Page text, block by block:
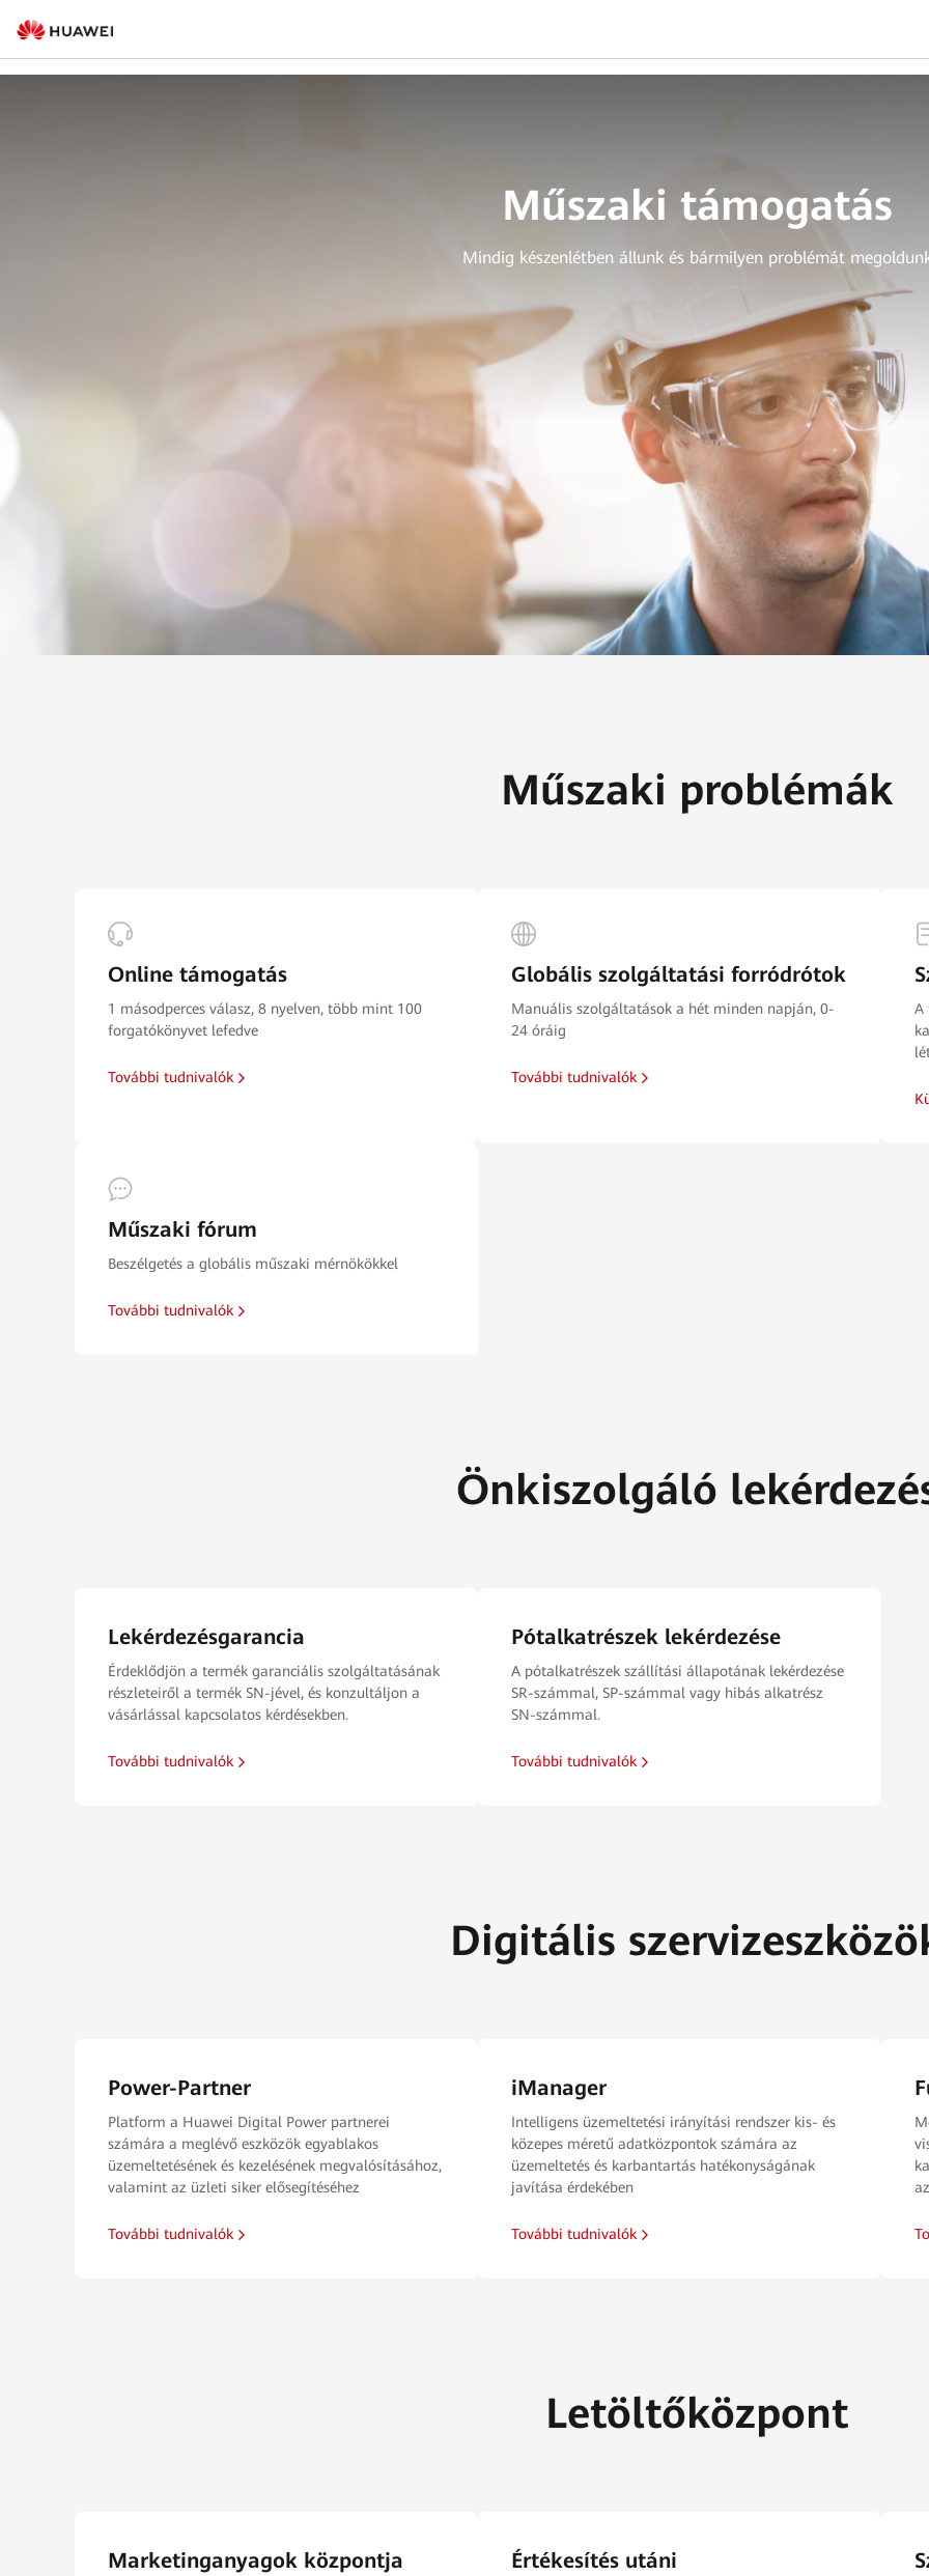
Műszaki támogatás
Mindig készenlétben állunk és bármilyen problémát
Műszaki problémák
Online támogatás
1 másodperces válasz, 8 nyelven, több mint 100
forgatókönyvet lefedve
További tudnivalók
Globális szolgáltatási forródrótok
Manuális szolgáltatások a hét minden napján, 0-
24 óráig
További tudnivalók
A
Műszaki fórum
Beszélgetés a globális műszaki mérnökökkel
További tudnivalók
Önkiszolgáló
Lekérdezésgarancia
Érdeklődjön a termék garanciális szolgáltatásának
részleteiről a termék SN-jével, és konzultáljon a
vásárlással kapcsolatos kérdésekben.
További tudnivalók
Pótalkatrészek lekérdezése
A pótalkatrészek szállítási állapotának lekérdezése
SR-számmal, SP-számmal vagy hibás alkatrész
SN-számmal.
További tudnivalók
Digitális
Power-Partner
Platform a Huawei Digital Power partnerei
számára a meglévő eszközök egyablakos
üzemeltetésének és kezelésének megvalósításához,
valamint az üzleti siker elősegítéséhez
További tudnivalók
iManager
Intelligens üzemeltetési irányítási rendszer kis- és
közepes méretű adatközpontok számára az
üzemeltetés és karbantartás hatékonyságának
javítása érdekében
További tudnivalók
Letöltőközpont
Marketinganyagok központja Értékesítés utáni